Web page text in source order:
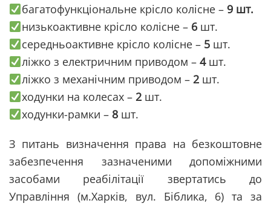
багатофункціональне крісло колісне – 9 шт.
низькоактивне крісло колісне – 6шт.
середньоактивне крісло колісне – 5шт.
ліжко з електричним приводом – 4шт.
ліжко з механічним приводом – 2шт.
ходунки на колесах – 2шт.
ходунки-рамки – 8шт.
З питань визначення права на безкоштовне
забезпечення зазначеними допоміжними
засобами реабілітації звертатись до
Управління (м.Харків, вул. Біблика, 6) та за